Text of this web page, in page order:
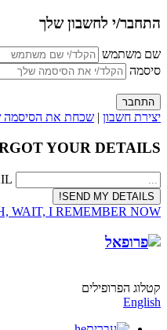
התחבר/י לחשבון שלך
שם משתמש
סיסמה
יצירת חשבון | שכחת את הסיסמה
YOUR DETAILS?
WAIT, I REMEMBER NOW!
קטלוג הפרופילים
English